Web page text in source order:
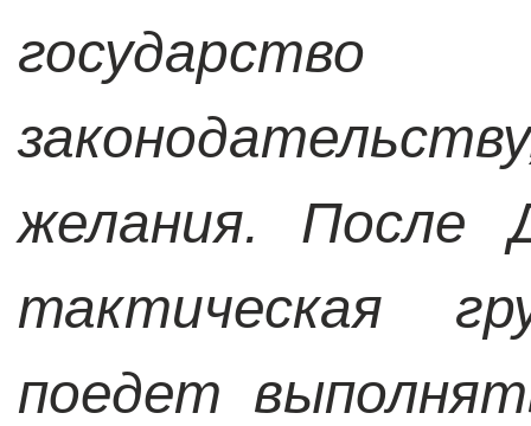
желания. После
тактическая
поедет